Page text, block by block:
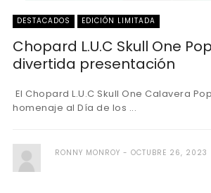
DESTACADOS EDICIÓN LIMITADA
Chopard L.U.C Skull One
divertida presentación
El Chopard L.U.C Skull One Calavera
homenaje al Día de los ...
RONNY MONROY OCTUBRE 26, 2023